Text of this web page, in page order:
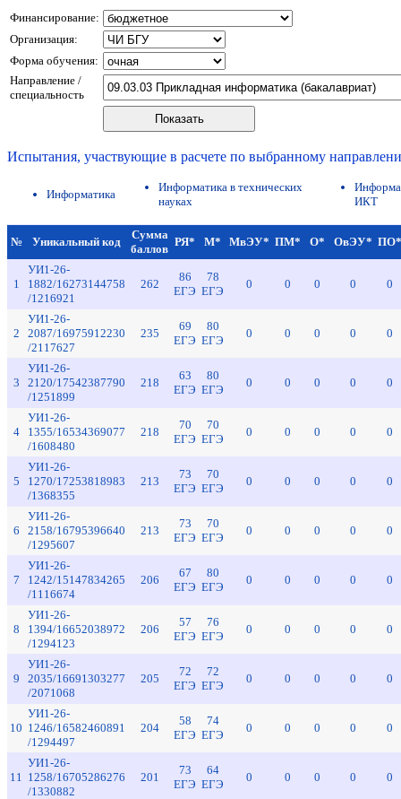
Финансирование:
Организация:
Форма обучения:
Направление /
специальность
Испытания, участвующие в расчете по выбранному
Информатика
Информатика в технических
науках
ИКТ
№ Уникальный код
Сумма
баллов
РЯ* М* МвЭУ* ПМ* О* ОвЭУ* ПО*
1
УИ1-26-
1882/16273144758
/1216921
262
86
ЕГЭ
78
ЕГЭ
0 0 0 0 0
2
УИ1-26-
2087/16975912230
/2117627
235
69
ЕГЭ
80
ЕГЭ
0 0 0 0 0
3
УИ1-26-
2120/17542387790
/1251899
218
63
ЕГЭ
80
ЕГЭ
0 0 0 0 0
4
УИ1-26-
1355/16534369077
/1608480
218
70
ЕГЭ
70
ЕГЭ
0 0 0 0 0
5
УИ1-26-
1270/17253818983
/1368355
213
73
ЕГЭ
70
ЕГЭ
0 0 0 0 0
6
УИ1-26-
2158/16795396640
/1295607
213
73
ЕГЭ
70
ЕГЭ
0 0 0 0 0
7
УИ1-26-
1242/15147834265
/1116674
206
67
ЕГЭ
80
ЕГЭ
0 0 0 0 0
8
УИ1-26-
1394/16652038972
/1294123
206
57
ЕГЭ
76
ЕГЭ
0 0 0 0 0
9
УИ1-26-
2035/16691303277
/2071068
205
72
ЕГЭ
72
ЕГЭ
0 0 0 0 0
10
УИ1-26-
1246/16582460891
/1294497
204
58
ЕГЭ
74
ЕГЭ
0 0 0 0 0
11
УИ1-26-
1258/16705286276
/1330882
201
73
ЕГЭ
64
ЕГЭ
0 0 0 0 0